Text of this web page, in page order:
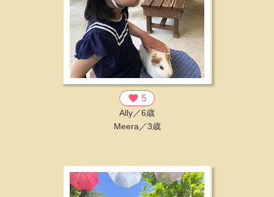
favorite 5
Ally／6歳
Meera／3歳